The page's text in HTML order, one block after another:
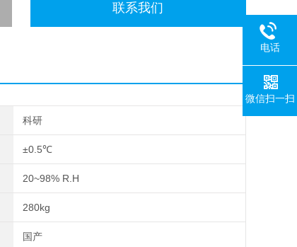
联系我们
科研
±0.5℃
20~98% R.H
280kg
国产
电话
微信扫一扫